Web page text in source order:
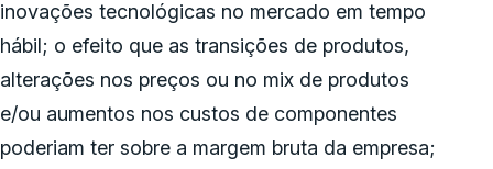
inovações tecnológicas no mercado em tempo
hábil; o efeito que as transições de produtos,
alterações nos preços ou no mix de produtos
e/ou aumentos nos custos de componentes
poderiam ter sobre a margem bruta da empresa;